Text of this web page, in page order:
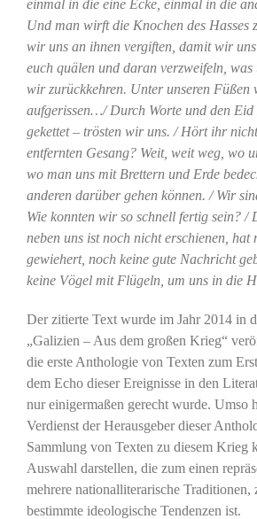
einmal in die eine Ecke, einmal in die
Und man wirft die Knochen des Hasses
wir uns an ihnen vergiften, damit wir
euch quälen und daran verzweifeln,
wir zurückkehren. Unter unseren Füßen
aufgerissen…/ Durch Worte und den Eid
gekettet – trösten wir uns. / Hört ihr
entfernten Gesang? Weit, weit weg, wo
wo man uns mit Brettern und Erde
anderen darüber gehen können. / Wir
Wie konnten wir so schnell fertig sein? /
neben uns ist noch nicht erschienen,
gewiehert, noch keine gute Nachricht
keine Vögel mit Flügeln, um uns in die
Der zitierte Text wurde im Jahr 2014 in
„Galizien – Aus dem großen Krieg“
die erste Anthologie von Texten zum
dem Echo dieser Ereignisse in den
nur einigermaßen gerecht wurde. Umso
Verdienst der Herausgeber dieser
Sammlung von Texten zu diesem Krieg
Auswahl darstellen, die zum einen
mehrere nationalliterarische Traditionen,
bestimmte ideologische Tendenzen ist.